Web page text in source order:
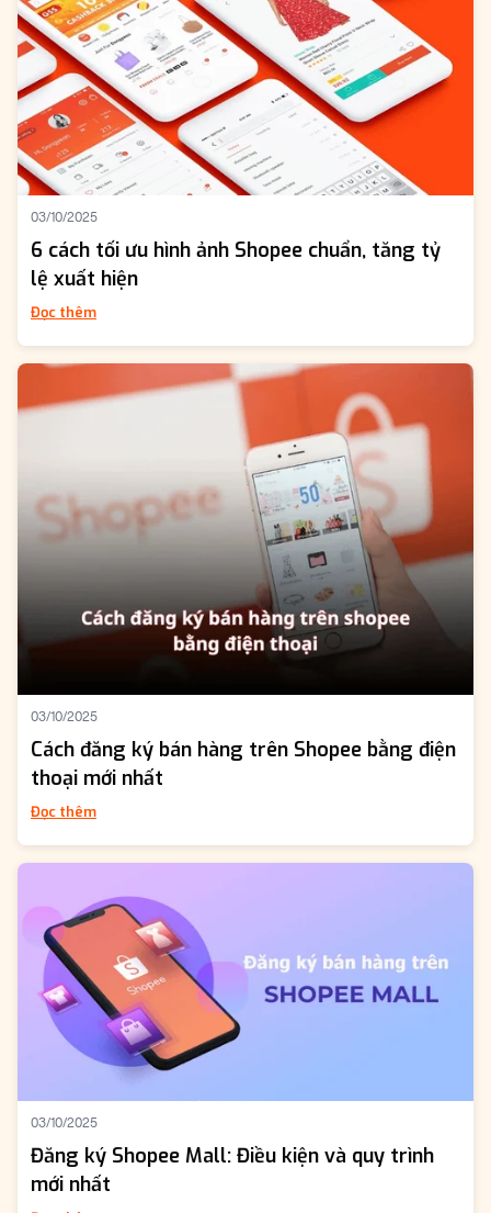
03/10/2025
6 cách tối ưu hình ảnh Shopee chuẩn, tăng tỷ
lệ xuất hiện
Đọc thêm
03/10/2025
Cách đăng ký bán hàng trên Shopee bằng điện
thoại mới nhất
Đọc thêm
03/10/2025
Đăng ký Shopee Mall: Điều kiện và quy trình
mới nhất